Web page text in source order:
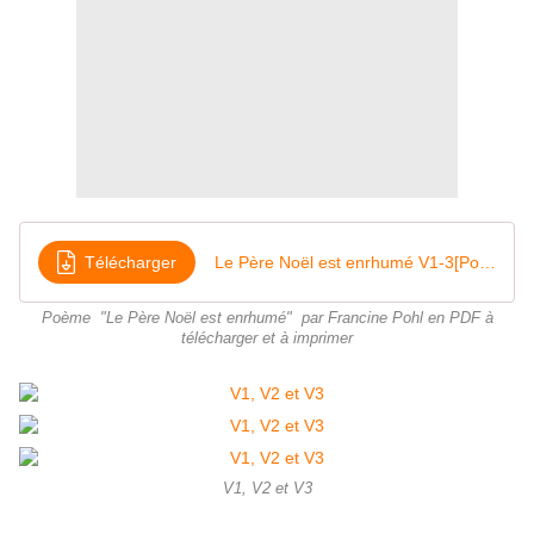
Télécharger
Poème "Le Père Noël est enrhumé" par Francine Pohl en PDF à
télécharger et à imprimer
V1, V2 et V3